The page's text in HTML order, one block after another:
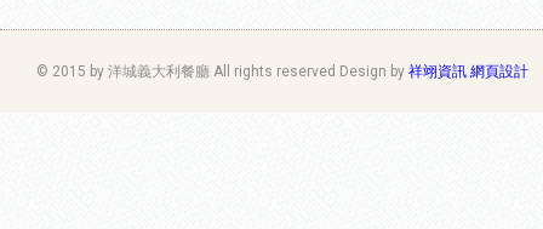
© 2015 by 洋城義大利餐廳 All rights reserved Design by 祥翊資訊 網頁設計